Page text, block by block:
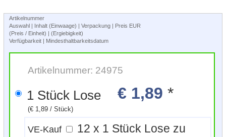
Artikelnummer
Auswahl | Inhalt (Einwaage) | Verpackung | Preis EUR
(Preis / Einheit) | (Ergiebigkeit)
Verfügbarkeit | Mindesthaltbarkeitsdatum
Artikelnummer: 24975
1 Stück Lose € 1,89 *
(€ 1,89 / Stück)
VE-Kauf
12 x 1 Stück Lose zu